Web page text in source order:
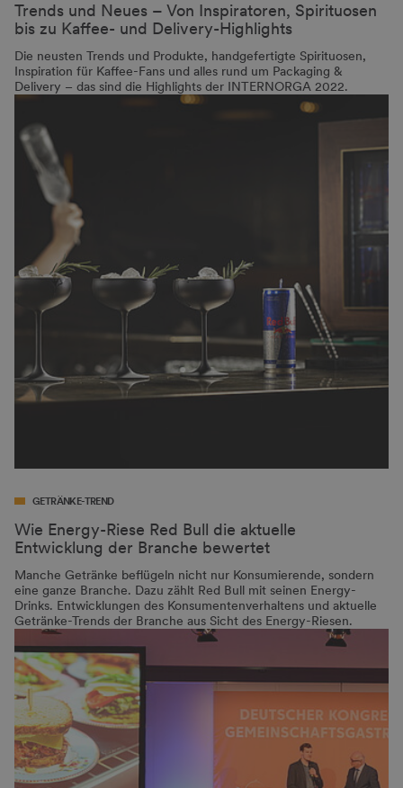
Trends und Neues – Von Inspiratoren, Spirituosen
bis zu Kaffee- und Delivery-Highlights
Die neusten Trends und Produkte, handgefertigte Spirituosen,
Inspiration für Kaffee-Fans und alles rund um Packaging &
Delivery – das sind die Highlights der INTERNORGA 2022.
GETRÄNKE-TREND
Wie Energy-Riese Red Bull die aktuelle
Entwicklung der Branche bewertet
Manche Getränke beflügeln nicht nur Konsumierende, sondern
eine ganze Branche. Dazu zählt Red Bull mit seinen Energy-
Drinks. Entwicklungen des Konsumentenverhaltens und aktuelle
Getränke-Trends der Branche aus Sicht des Energy-Riesen.